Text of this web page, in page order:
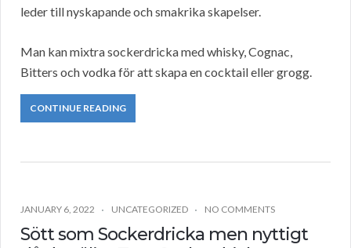
leder till nyskapande och smakrika skapelser.
Man kan mixtra sockerdricka med whisky, Cognac,
Bitters och vodka för att skapa en cocktail eller grogg.
CONTINUE READING
JANUARY 6, 2022 UNCATEGORIZED NO COMMENTS
Sött som Sockerdricka men nyttigt